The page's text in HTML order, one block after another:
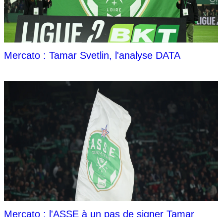
Mercato : Tamar Svetlin, l'analyse DATA
Mercato : l'ASSE à un pas de signer Tamar